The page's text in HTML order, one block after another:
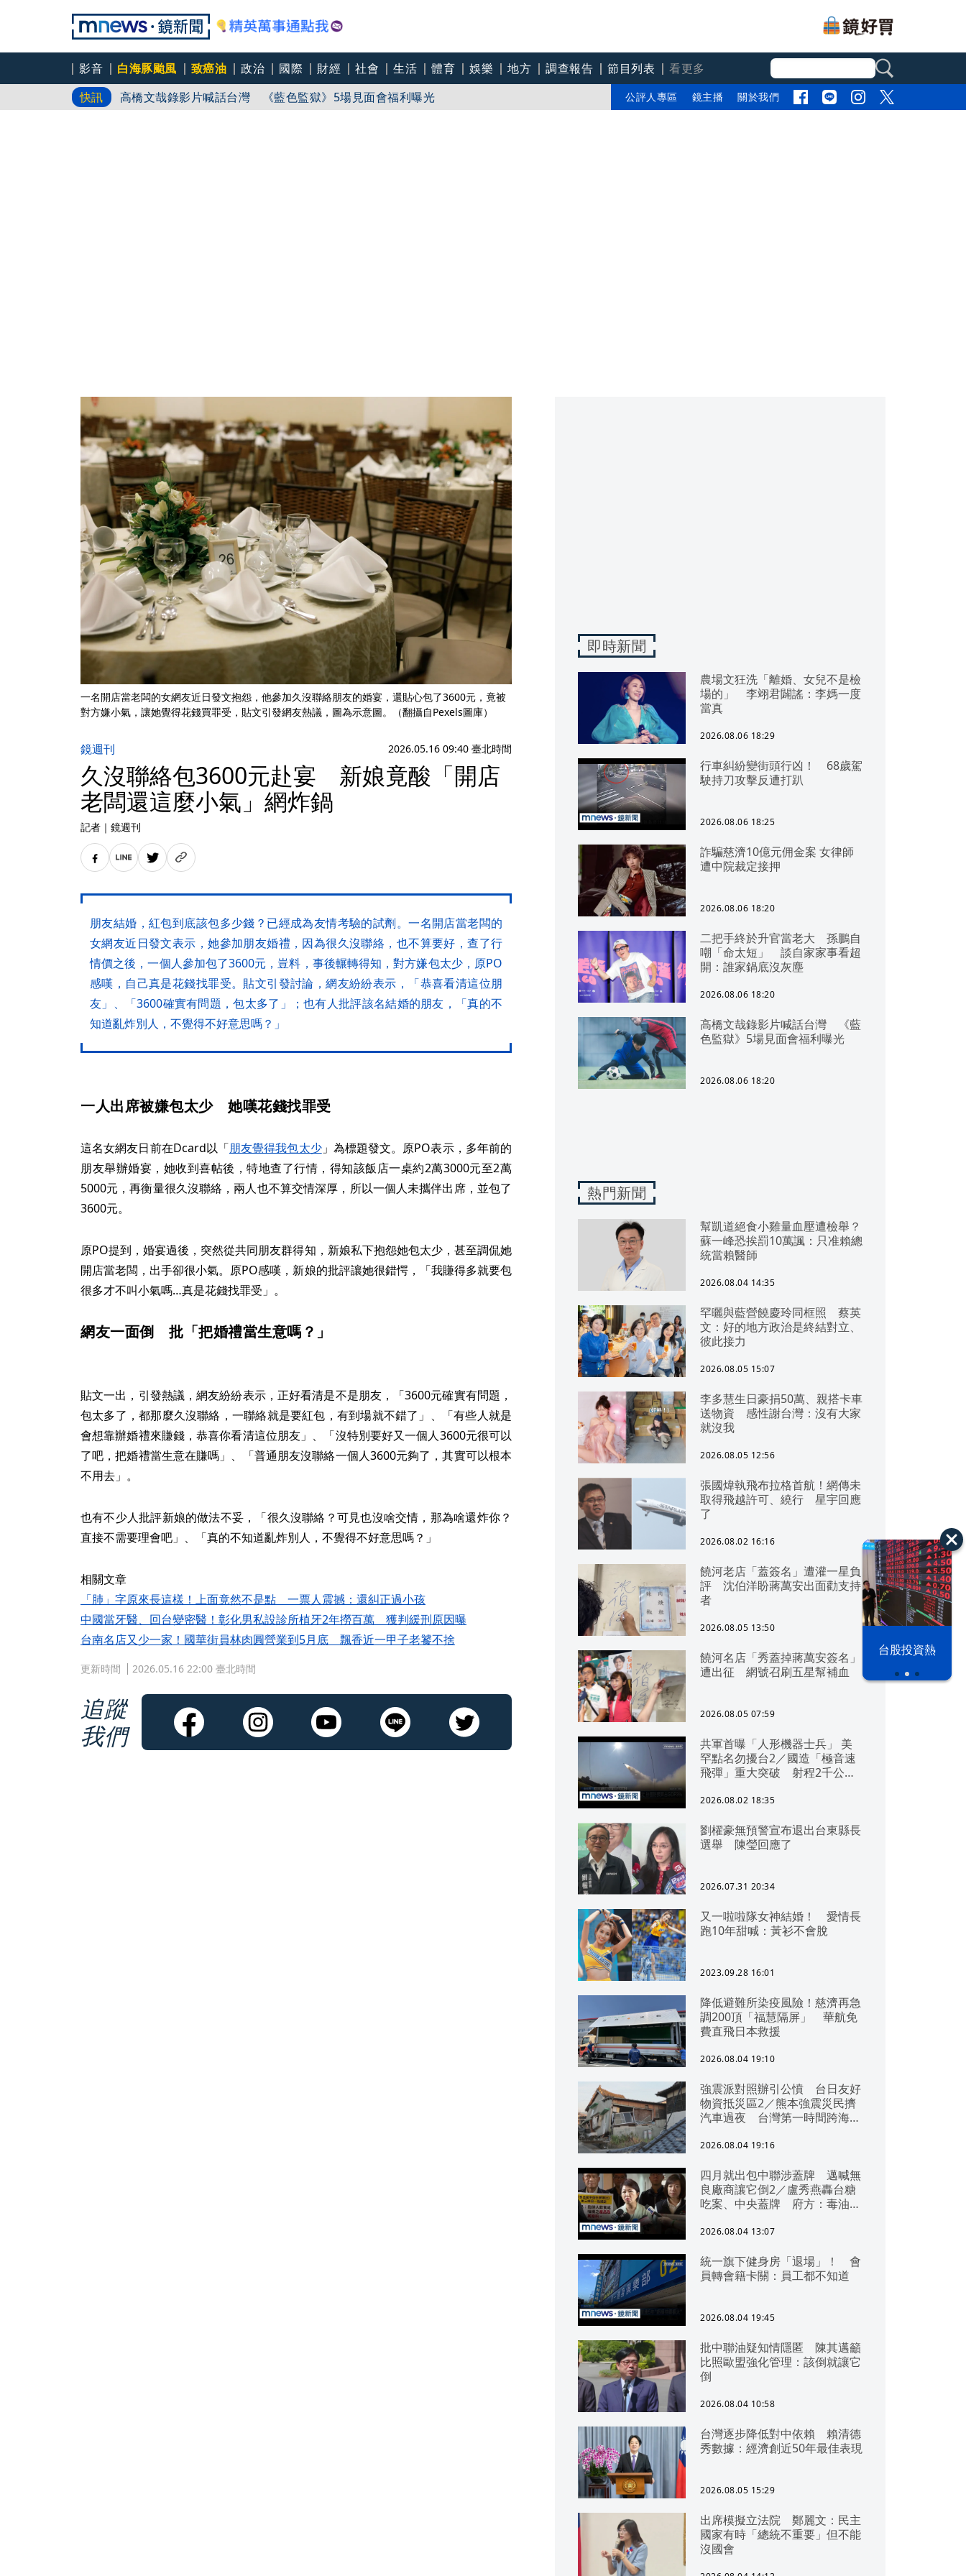
影音 白海豚颱風 致癌油 政治 國際 財經 社會 生活 體育 娛樂 地方 調查報告 節目列表
看更多
快訊
高橋文哉錄影片喊話台灣 《藍色監獄》5場見面會福利曝光
「瓊瑤御用歌姬」捲婚變風波！遭爆淨身出戶「女兒非親生」 本人首度回應真相
公評人專區 鏡主播 關於我們
之下
台股投資熱
一名開店當老闆的女網友近日發文抱怨，他參加久沒聯絡朋友的婚宴，還貼心包了3600元，竟被
對方嫌小氣，讓她覺得花錢買罪受，貼文引發網友熱議，圖為示意圖。（翻攝自Pexels圖庫）
鏡週刊 2026.05.16 09:40 臺北時間
久沒聯絡包3600元赴宴 新娘竟酸「開店
老闆還這麼小氣」網炸鍋
記者 ｜ 鏡週刊
朋友結婚，紅包到底該包多少錢？已經成為友情考驗的試劑。一名開店當老闆的
女網友近日發文表示，她參加朋友婚禮，因為很久沒聯絡，也不算要好，查了行
情價之後，一個人參加包了3600元，豈料，事後輾轉得知，對方嫌包太少，原PO
感嘆，自己真是花錢找罪受。貼文引發討論，網友紛紛表示，「恭喜看清這位朋
友」、「3600確實有問題，包太多了」；也有人批評該名結婚的朋友，「真的不
知道亂炸別人，不覺得不好意思嗎？」
一人出席被嫌包太少 她嘆花錢找罪受
這名女網友日前在Dcard以「朋友覺得我包太少」為標題發文。原PO表示，多年前的
朋友舉辦婚宴，她收到喜帖後，特地查了行情，得知該飯店一桌約2萬3000元至2萬
5000元，再衡量很久沒聯絡，兩人也不算交情深厚，所以一個人未攜伴出席，並包了
3600元。
原PO提到，婚宴過後，突然從共同朋友群得知，新娘私下抱怨她包太少，甚至調侃她
開店當老闆，出手卻很小氣。原PO感嘆，新娘的批評讓她很錯愕，「我賺得多就要包
很多才不叫小氣嗎…真是花錢找罪受」。
網友一面倒 批「把婚禮當生意嗎？」
貼文一出，引發熱議，網友紛紛表示，正好看清是不是朋友，「3600元確實有問題，
包太多了，都那麼久沒聯絡，一聯絡就是要紅包，有到場就不錯了」、「有些人就是
會想靠辦婚禮來賺錢，恭喜你看清這位朋友」、「沒特別要好又一個人3600元很可以
了吧，把婚禮當生意在賺嗎」、「普通朋友沒聯絡一個人3600元夠了，其實可以根本
不用去」。
也有不少人批評新娘的做法不妥，「很久沒聯絡？可見也沒啥交情，那為啥還炸你？
直接不需要理會吧」、「真的不知道亂炸別人，不覺得不好意思嗎？」
相關文章
「肺」字原來長這樣！上面竟然不是點 一票人震撼：還糾正過小孩
中國當牙醫、回台變密醫！彰化男私設診所植牙2年撈百萬 獲判緩刑原因曝
台南名店又少一家！國華街員林肉圓營業到5月底 飄香近一甲子老饕不捨
更新時間 2026.05.16 22:00 臺北時間
追蹤
我們
即時新聞
農場文狂洗「離婚、女兒不是檢
場的」 李翊君闢謠：李媽一度
當真
2026.08.06 18:29
行車糾紛變街頭行凶！ 68歲駕
駛持刀攻擊反遭打趴
2026.08.06 18:25
詐騙慈濟10億元佣金案 女律師
遭中院裁定接押
2026.08.06 18:20
二把手終於升官當老大 孫鵬自
嘲「命太短」 談自家家事看超
開：誰家鍋底沒灰塵
2026.08.06 18:20
高橋文哉錄影片喊話台灣 《藍
色監獄》5場見面會福利曝光
2026.08.06 18:20
熱門新聞
幫凱道絕食小雞量血壓遭檢舉？
蘇一峰恐挨罰10萬諷：只准賴總
統當賴醫師
2026.08.04 14:35
罕曬與藍營饒慶玲同框照 蔡英
文：好的地方政治是終結對立、
彼此接力
2026.08.05 15:07
李多慧生日豪捐50萬、親搭卡車
送物資 感性謝台灣：沒有大家
就沒我
2026.08.05 12:56
張國煒執飛布拉格首航！網傳未
取得飛越許可、繞行 星宇回應
了
2026.08.02 16:16
饒河老店「蓋簽名」遭灌一星負
評 沈伯洋盼蔣萬安出面勸支持
者
2026.08.05 13:50
饒河名店「秀蓋掉蔣萬安簽名」
遭出征 網號召刷五星幫補血
2026.08.05 07:59
共軍首曝「人形機器士兵」 美
罕點名勿擾台2／國造「極音速
飛彈」重大突破 射程2千公里
2026.08.02 18:35
劉櫂豪無預警宣布退出台東縣長
選舉 陳瑩回應了
2026.07.31 20:34
又一啦啦隊女神結婚！ 愛情長
跑10年甜喊：黃衫不會脫
2023.09.28 16:01
降低避難所染疫風險！慈濟再急
調200頂「福慧隔屏」 華航免
費直飛日本救援
2026.08.04 19:10
強震派對照辦引公憤 台日友好
物資抵災區2／熊本強震災民擠
汽車過夜 台灣第一時間跨海急
2026.08.04 19:16
四月就出包中聯涉蓋牌 邁喊無
良廠商讓它倒2／盧秀燕轟台糖
吃案、中央蓋牌 府方：毒油一
2026.08.04 13:07
統一旗下健身房「退場」！ 會
員轉會籍卡關：員工都不知道
2026.08.04 19:45
批中聯油疑知情隱匿 陳其邁籲
比照歐盟強化管理：該倒就讓它
倒
2026.08.04 10:58
台灣逐步降低對中依賴 賴清德
秀數據：經濟創近50年最佳表現
2026.08.05 15:29
出席模擬立法院 鄭麗文：民主
國家有時「總統不重要」但不能
沒國會